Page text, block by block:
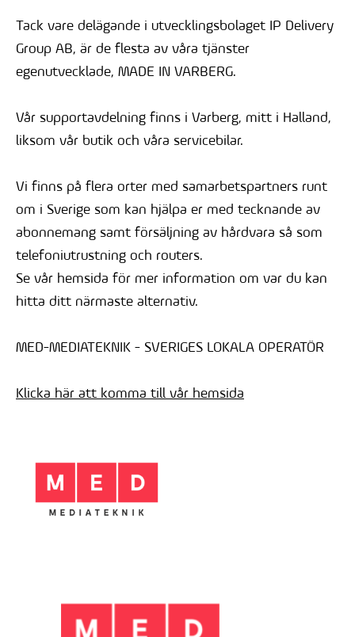
Tack vare delägande i utvecklingsbolaget IP Delivery
Group AB, är de flesta av våra tjänster
egenutvecklade, MADE IN VARBERG.
Vår supportavdelning finns i Varberg, mitt i Halland,
liksom vår butik och våra servicebilar.
Vi finns på flera orter med samarbetspartners runt
om i Sverige som kan hjälpa er med tecknande av
abonnemang samt försäljning av hårdvara så som
telefoniutrustning och routers.
Se vår hemsida för mer information om var du kan
hitta ditt närmaste alternativ.
MED-MEDIATEKNIK - SVERIGES LOKALA OPERATÖR
Klicka här att komma till vår hemsida